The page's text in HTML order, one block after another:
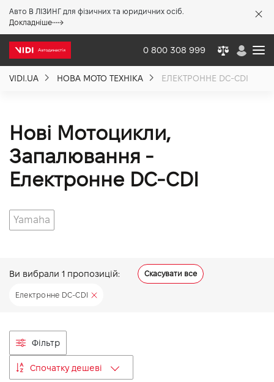
Авто В ЛІЗИНГ для фізичних та юридичних осіб.
Докладніше
0 800 308 999
VIDI.UA НОВА МОТО ТЕХНІКА ЕЛЕКТРОННЕ DC-CDI
Нові Мотоцикли,
Запалювання -
Електронне DC-CDI
Yamaha
Ви вибрали 1 пропозицій: Скасувати все
Електронне DC-CDI
Фільтр
Спочатку дешеві
Акції %
Новини
Підпишись на наш канал та слідкуй за
акціями, послугами та новинками